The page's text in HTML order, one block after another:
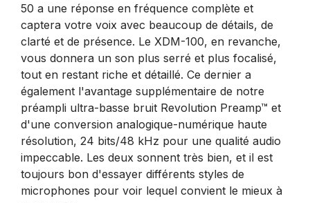
50 a une réponse en fréquence complète et
captera votre voix avec beaucoup de détails, de
clarté et de présence. Le XDM-100, en revanche,
vous donnera un son plus serré et plus focalisé,
tout en restant riche et détaillé. Ce dernier a
également l'avantage supplémentaire de notre
préampli ultra-basse bruit Revolution Preamp™ et
d'une conversion analogique-numérique haute
résolution, 24 bits/48 kHz pour une qualité audio
impeccable. Les deux sonnent très bien, et il est
toujours bon d'essayer différents styles de
microphones pour voir lequel convient le mieux à